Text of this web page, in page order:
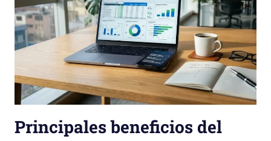
Principales beneficios del